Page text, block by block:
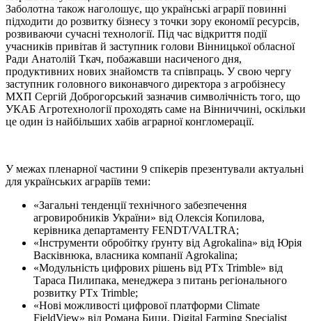
Заболотна також наголошує, що українські аграрії повинні
підходити до розвитку бізнесу з точки зору економії ресурсів,
розвиваючи сучасні технології. Під час відкриття події
учасників привітав й заступник голови Вінницької обласної
Ради Анатолій Ткач, побажавши насиченого дня,
продуктивних нових знайомств та співпраць. У свою чергу
заступник головного виконавчого директора з агробізнесу
МХП Сергій Доброгорський зазначив символічність того, що
УКАБ Агротехнології проходять саме на Вінниччині, оскільки
це один із найбільших хабів аграрної конгломерації.
У межах пленарної частини 9 спікерів презентували актуальні
для українських аграріїв теми:
«Загальні тенденції технічного забезпечення
агровиробників України» від Олексія Копилова,
керівника департаменту FENDT/VALTRA;
«Інструменти обробітку ґрунту від Agrokalina» від Юрія
Васківнюка, власника компанії Agrokalina;
«Модульність цифрових рішень від PTx Trimble» від
Тараса Пилипака, менеджера з питань регіонального
розвитку PTx Trimble;
«Нові можливості цифрової платформи Climate
FieldView» від Романа Бици, Digital Farming Specialist